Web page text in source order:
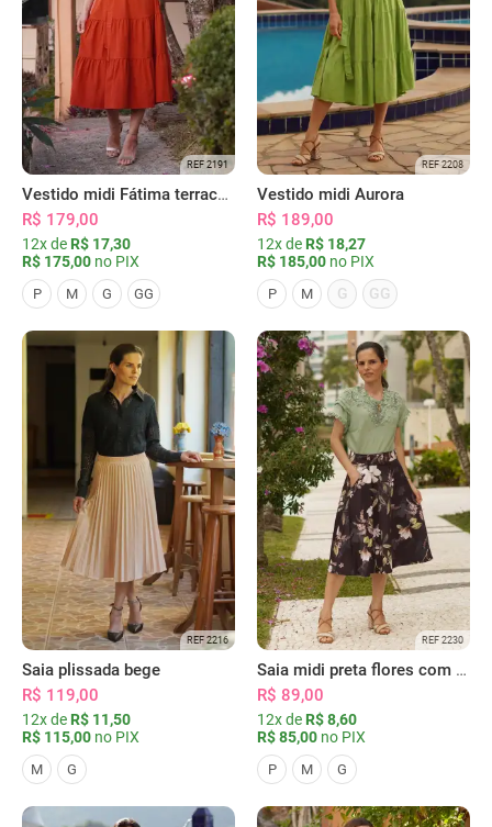
REF 2191
Vestido midi Fátima terracota
R$ 179,00
12x de R$ 17,30
R$ 175,00 no PIX
P M G GG
REF 2208
Vestido midi Aurora
R$ 189,00
12x de R$ 18,27
R$ 185,00 no PIX
P M G GG
REF 2216
Saia plissada bege
R$ 119,00
12x de R$ 11,50
R$ 115,00 no PIX
M G
REF 2230
Saia midi preta flores com bolsos
R$ 89,00
12x de R$ 8,60
R$ 85,00 no PIX
P M G